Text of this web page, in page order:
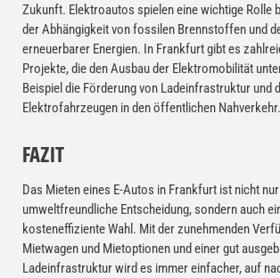
Zukunft. Elektroautos spielen eine wichtige Rolle
der Abhängigkeit von fossilen Brennstoffen und
erneuerbarer Energien. In Frankfurt gibt es
Projekte, die den Ausbau der Elektromobilität
Beispiel die Förderung von Ladeinfrastruktur und
Elektrofahrzeugen in den öffentlichen Nahverkehr.
FAZIT
Das Mieten eines E-Autos in Frankfurt ist nicht
umweltfreundliche Entscheidung, sondern auch
kosteneffiziente Wahl. Mit der zunehmenden
Mietwagen und Mietoptionen und einer gut
Ladeinfrastruktur wird es immer einfacher, auf